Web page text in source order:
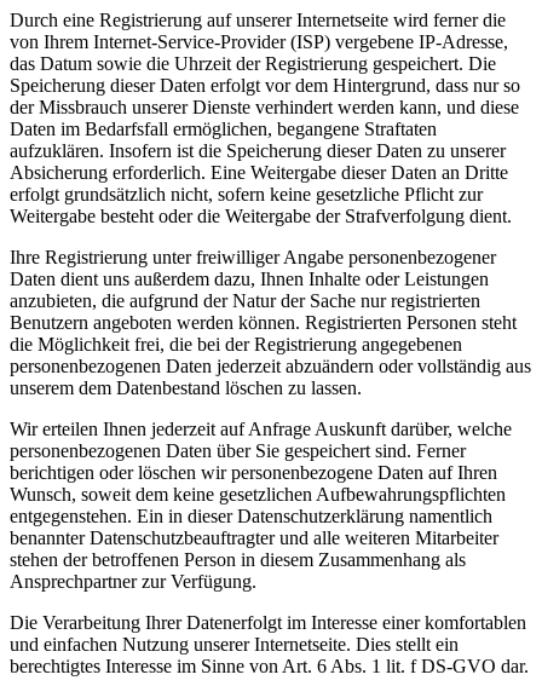
Durch eine Registrierung auf unserer Internetseite wird ferner die
von Ihrem Internet-Service-Provider (ISP) vergebene IP-Adresse,
das Datum sowie die Uhrzeit der Registrierung gespeichert. Die
Speicherung dieser Daten erfolgt vor dem Hintergrund, dass nur so
der Missbrauch unserer Dienste verhindert werden kann, und diese
Daten im Bedarfsfall ermöglichen, begangene Straftaten
aufzuklären. Insofern ist die Speicherung dieser Daten zu unserer
Absicherung erforderlich. Eine Weitergabe dieser Daten an Dritte
erfolgt grundsätzlich nicht, sofern keine gesetzliche Pflicht zur
Weitergabe besteht oder die Weitergabe der Strafverfolgung dient.
Ihre Registrierung unter freiwilliger Angabe personenbezogener
Daten dient uns außerdem dazu, Ihnen Inhalte oder Leistungen
anzubieten, die aufgrund der Natur der Sache nur registrierten
Benutzern angeboten werden können. Registrierten Personen steht
die Möglichkeit frei, die bei der Registrierung angegebenen
personenbezogenen Daten jederzeit abzuändern oder vollständig aus
unserem dem Datenbestand löschen zu lassen.
Wir erteilen Ihnen jederzeit auf Anfrage Auskunft darüber, welche
personenbezogenen Daten über Sie gespeichert sind. Ferner
berichtigen oder löschen wir personenbezogene Daten auf Ihren
Wunsch, soweit dem keine gesetzlichen Aufbewahrungspflichten
entgegenstehen. Ein in dieser Datenschutzerklärung namentlich
benannter Datenschutzbeauftragter und alle weiteren Mitarbeiter
stehen der betroffenen Person in diesem Zusammenhang als
Ansprechpartner zur Verfügung.
Die Verarbeitung Ihrer Datenerfolgt im Interesse einer komfortablen
und einfachen Nutzung unserer Internetseite. Dies stellt ein
berechtigtes Interesse im Sinne von Art. 6 Abs. 1 lit. f DS-GVO dar.